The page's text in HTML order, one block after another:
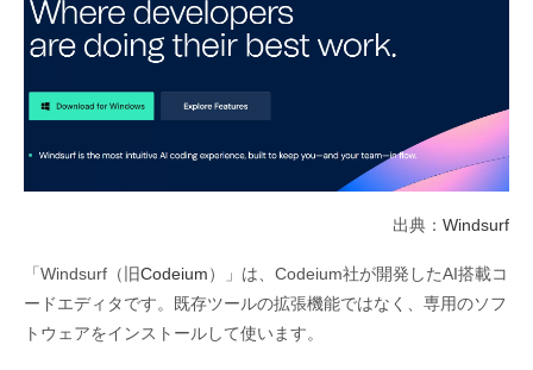
出典： Windsurf
「Windsurf（旧Codeium）」は、Codeium社が開発したAI搭載コ
ードエディタです。既存ツールの拡張機能ではなく、専用のソフ
トウェアをインストールして使います。